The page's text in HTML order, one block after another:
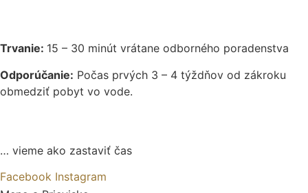
Trvanie: 15 – 30 minút vrátane odborného poradenstva
Odporúčanie: Počas prvých 3 – 4 týždňov od zákroku
obmedziť pobyt vo vode.
… vieme ako zastaviť čas
Facebook Instagram